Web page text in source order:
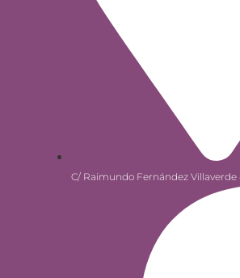
C/ Raimundo Fernández Villaverde